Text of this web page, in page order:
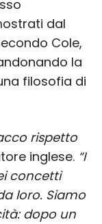
dal
Cole,
la
filosofia di
rispetto
inglese. “I
concetti
loro. Siamo
dopo un